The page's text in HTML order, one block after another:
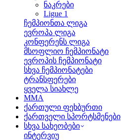
ნაკრები
Ligue 1
ჩემპიონთა ლიგა
ევროპა ლიგა
კონფერენს ლიგა
მსოფლიო ჩემპიონატი
ევროპის ჩემპიონატი
სხვა ჩემპიონატები
ტრანსფერები
ყველა სიახლე
MMA
ქართული ფეხბურთი
ქართველი სპორტსმენები
სხვა სახეობები
ინტერვიუ